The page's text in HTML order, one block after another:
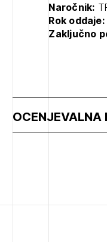
Naročnik:
Rok oddaje:
Zaključno
OCENJEVALNA